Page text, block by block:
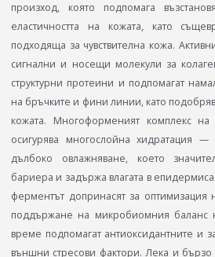
произход, която подпомага
еластичността на кожата, като
подходяща за чувствителна кожа.
сигнални и носещи молекули за
структурни протеини и подпомагат
на бръчките и фини линии, като
кожата. Многоформеният комплекс на
осигурява многослойна хидратация
дълбоко овлажняване, което
бариера и задържа влагата в
ферментът допринасят за оптимизация
поддържане на микробиомния баланс
време подпомагат антиоксидантните и
външни стресови фактори. Лека и бързо